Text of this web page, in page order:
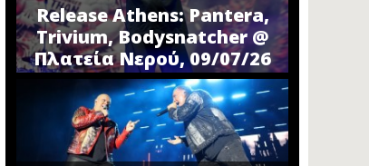
Release Athens: Pantera,
Trivium, Bodysnatcher @
Πλατεία Νερού, 09/07/26